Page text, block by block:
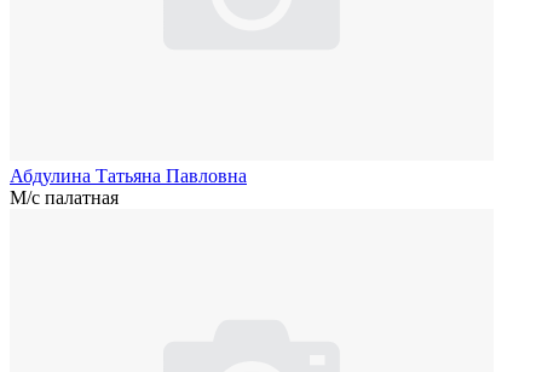
Абдулина Татьяна Павловна
М/с палатная